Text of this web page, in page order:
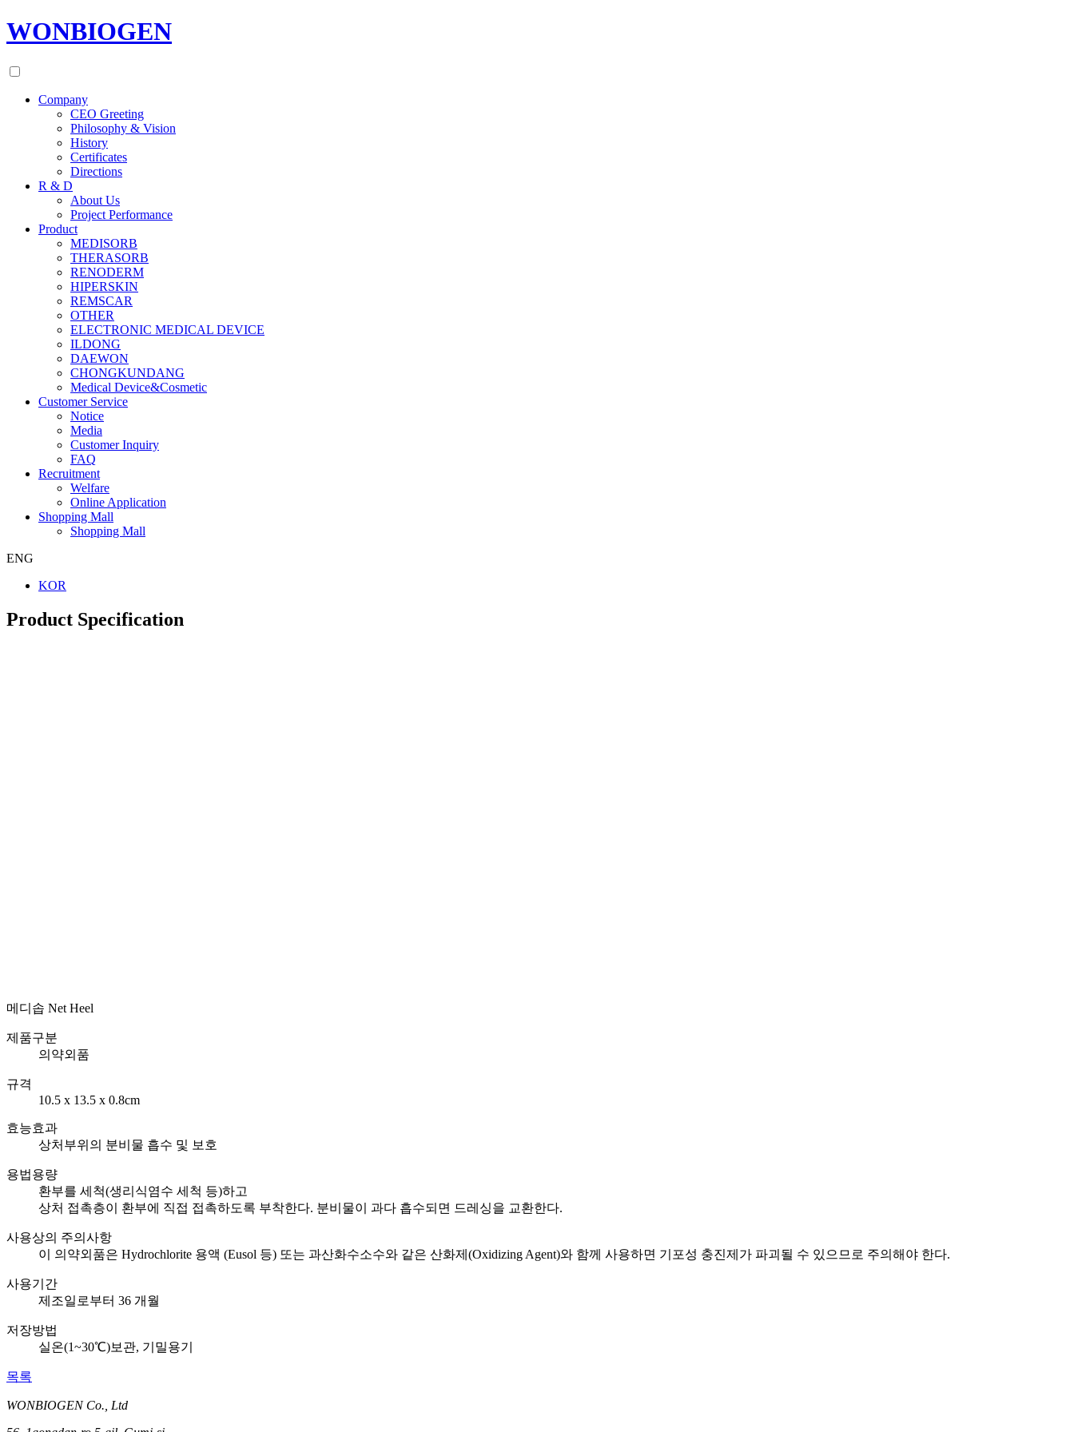
WONBIOGEN
Company
CEO Greeting
Philosophy & Vision
History
Certificates
Directions
R & D
About Us
Project Performance
Product
MEDISORB
THERASORB
RENODERM
HIPERSKIN
REMSCAR
OTHER
ELECTRONIC MEDICAL DEVICE
ILDONG
DAEWON
CHONGKUNDANG
Medical Device&Cosmetic
Customer Service
Notice
Media
Customer Inquiry
FAQ
Recruitment
Welfare
Online Application
Shopping Mall
Shopping Mall
ENG
KOR
Product Specification
메디솝 Net Heel
제품구분
의약외품
규격
10.5 x 13.5 x 0.8cm
효능효과
상처부위의 분비물 흡수 및 보호
용법용량
환부를 세척(생리식염수 세척 등)하고
상처 접촉층이 환부에 직접 접촉하도록 부착한다. 분비물이 과다 흡수되면 드레싱을 교환한다.
사용상의 주의사항
이 의약외품은 Hydrochlorite 용액 (Eusol 등) 또는 과산화수소수와 같은 산화제(Oxidizing Agent)와 함께 사용하면 기포성 충진제가 파괴될 수 있으므로 주의해야 한다.
사용기간
제조일로부터 36 개월
저장방법
실온(1~30℃)보관, 기밀용기
목록
WONBIOGEN Co., Ltd